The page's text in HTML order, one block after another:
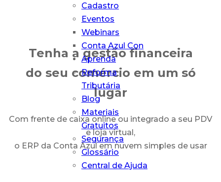
Cadastro
Eventos
Webinars
Conta Azul Con
Aprenda
Reforma
Tributária
Blog
Materiais
Gratuitos
Segurança
Glossário
Central de Ajuda
Tenha a gestão financeira
do seu comércio em um só
lugar
Com frente de caixa online ou integrado a seu PDV
e loja virtual,
o ERP da Conta Azul em nuvem simples de usar